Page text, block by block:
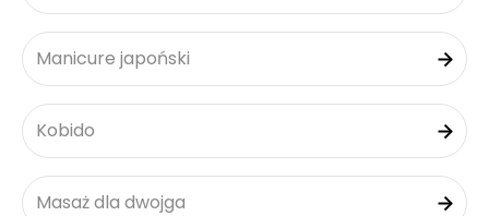
Manicure japoński
Kobido
Masaż dla dwojga